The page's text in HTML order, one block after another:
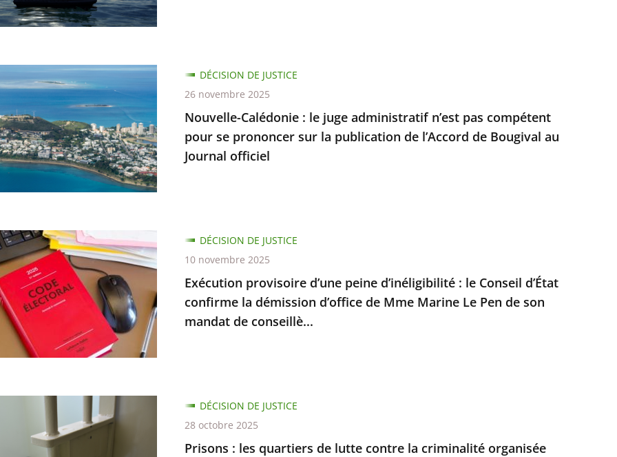
Nouvelle-Calédonie : le juge administratif n’est pas compétent
pour se prononcer sur la publication de l’Accord de Bougival au
Journal officiel
DÉCISION DE JUSTICE
26 novembre 2025
Exécution provisoire d’une peine d’inéligibilité : le Conseil d’État
confirme la démission d’office de Mme Marine Le Pen de son
mandat de conseillè...
DÉCISION DE JUSTICE
10 novembre 2025
Prisons : les quartiers de lutte contre la criminalité organisée
DÉCISION DE JUSTICE
28 octobre 2025